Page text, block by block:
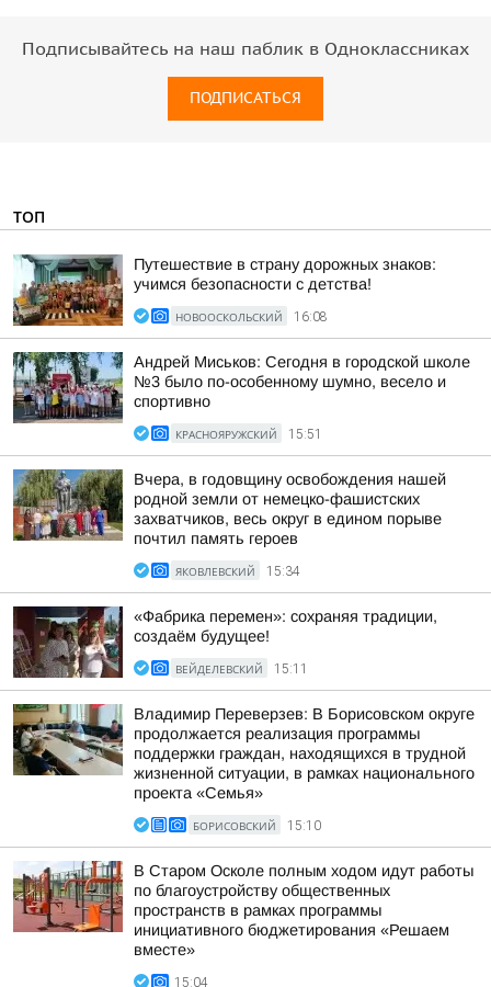
Подписывайтесь на наш паблик в Одноклассниках
ПОДПИСАТЬСЯ
ТОП
Путешествие в страну дорожных знаков:
учимся безопасности с детства!
НОВООСКОЛЬСКИЙ 16:08
Андрей Миськов: Сегодня в городской школе
№3 было по-особенному шумно, весело и
спортивно
КРАСНОЯРУЖСКИЙ 15:51
Вчера, в годовщину освобождения нашей
родной земли от немецко-фашистских
захватчиков, весь округ в едином порыве
почтил память героев
ЯКОВЛЕВСКИЙ 15:34
«Фабрика перемен»: сохраняя традиции,
создаём будущее!
ВЕЙДЕЛЕВСКИЙ 15:11
Владимир Переверзев: В Борисовском округе
продолжается реализация программы
поддержки граждан, находящихся в трудной
жизненной ситуации, в рамках национального
проекта «Семья»
БОРИСОВСКИЙ 15:10
В Старом Осколе полным ходом идут работы
по благоустройству общественных
пространств в рамках программы
инициативного бюджетирования «Решаем
вместе»
15:04